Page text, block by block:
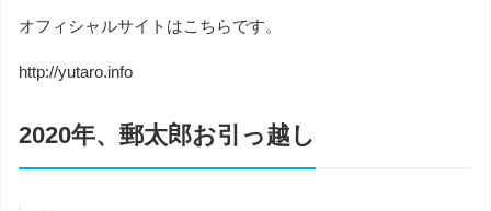
オフィシャルサイトはこちらです。
http://yutaro.info
2020年、郵太郎お引っ越し